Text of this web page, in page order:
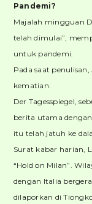
Pandemi?
Majalah mingguan
telah dimulai”,
untuk pandemi.
Pada saat
kematian.
Der Tagesspiegel,
berita utama
itu telah jatuh ke
Surat kabar harian,
“Hold on Milan”.
dengan Italia
dilaporkan di